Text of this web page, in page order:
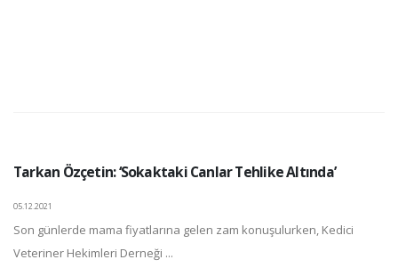
Tarkan Özçetin: ‘Sokaktaki Canlar Tehlike Altında’
05.12.2021
Son günlerde mama fiyatlarına gelen zam konuşulurken, Kedici
Veteriner Hekimleri Derneği ...